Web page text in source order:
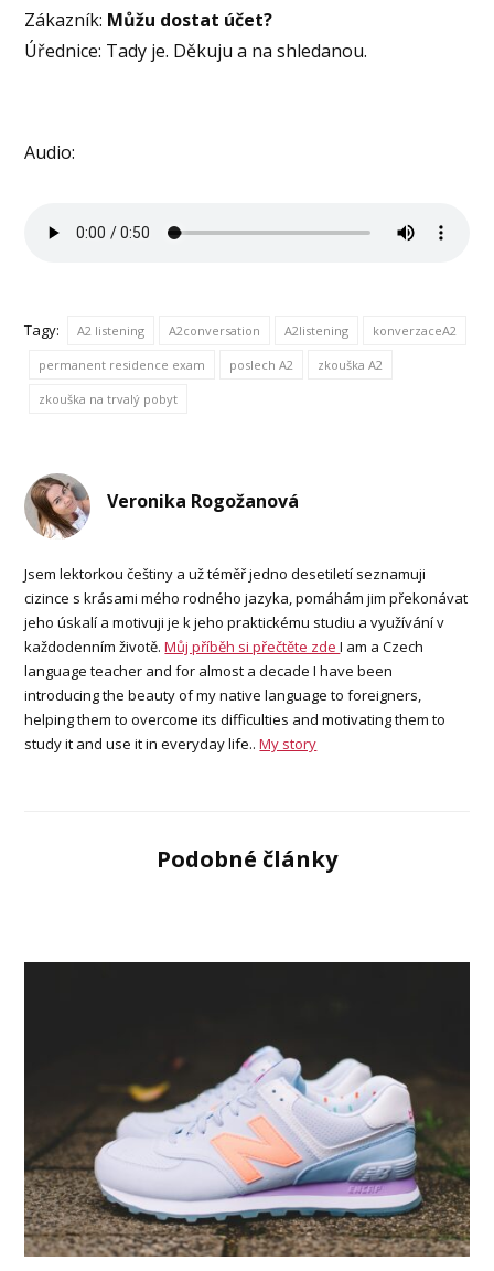
Zákazník: Můžu dostat účet?
Úřednice: Tady je. Děkuju a na shledanou.
Audio:
Tagy: A2 listening A2conversation A2listening konverzaceA2
permanent residence exam poslech A2 zkouška A2
zkouška na trvalý pobyt
Veronika Rogožanová
Jsem lektorkou češtiny a už téměř jedno desetiletí seznamuji
cizince s krásami mého rodného jazyka, pomáhám jim překonávat
jeho úskalí a motivuji je k jeho praktickému studiu a využívání v
každodenním životě.Můj příběh si přečtěte zdeI am a Czech
language teacher and for almost a decade I have been
introducing the beauty of my native language to foreigners,
helping them to overcome its difficulties and motivating them to
study it and use it in everyday life..My story
Podobné články